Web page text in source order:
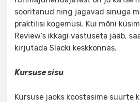
sooritanud ning jagavad sinuga
praktilisi kogemusi. Kui mõni
Review’s ikkagi vastuseta jääb,
kirjutada Slacki keskkonnas.
Kursuse sisu
Kursuse jaoks koostasime suurte